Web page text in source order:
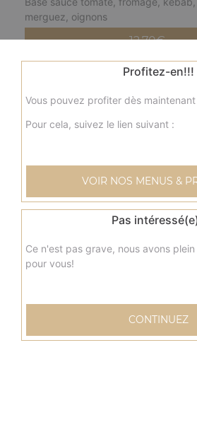
merguez, oignons
12.70€
Base crème fraîche, fromage, blanc
de terre, champignons, olives
nordique moyenne
Base crème fraîche, fromage,
12.70€
Profitez-en!!!
Vous pouvez profiter dès
Pour cela, suivez le lien suivant :
VOIR NOS MENUS &
Pas
Ce n'est pas grave, nous avons
pour vous!
CONTINUEZ